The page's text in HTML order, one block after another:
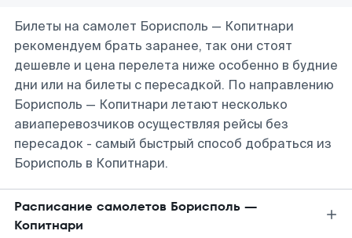
Билеты на самолет Борисполь — Копитнари
рекомендуем брать заранее, так они стоят
дешевле и цена перелета ниже особенно в будние
дни или на билеты с пересадкой. По направлению
Борисполь — Копитнари летают несколько
авиаперевозчиков осуществляя рейсы без
пересадок - самый быстрый способ добраться из
Борисполь в Копитнари.
Расписание самолетов Борисполь —
Копитнари